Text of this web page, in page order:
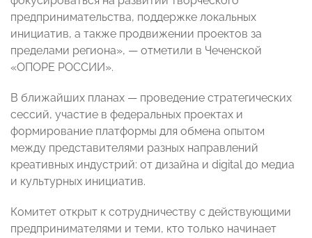
предпринимательства, поддержке локальных
инициатив, а также продвижении проектов за
пределами региона», — отметили в Чеченской
«ОПОРЕ РОССИИ».
В ближайших планах — проведение стратегических
сессий, участие в федеральных проектах и
формирование платформы для обмена опытом
между представителями разных направлений
креативных индустрий: от дизайна и digital до медиа
и культурных инициатив.
Комитет открыт к сотрудничеству с действующими
предпринимателями и теми, кто только начинает